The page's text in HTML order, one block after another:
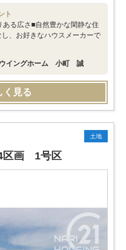
ト
ある広さ■自然豊かな閑静な住
、お好きなハウスメーカーで
ウイングホーム 小町 誠
く見る
土地
区画 1号区